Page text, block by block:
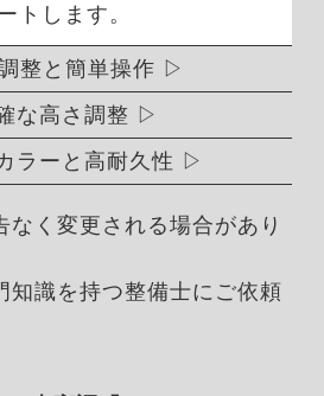
トします。
整と簡単操作
な高さ調整
ラーと高耐久性
く変更される場合があり
識を持つ整備士にご依頼